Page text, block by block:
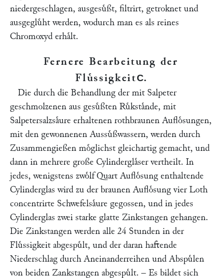
niedergeschlagen, ausgesuͤßt, filtrirt, getroknet und
ausgegluͤht werden, wodurch man es als reines
Chromoxyd erhaͤlt.
Fernere Bearbeitung der
FluͤssigkeitC.
Die durch die Behandlung der mit Salpeter
geschmolzenen aus gesuͤßten Ruͤkstaͤnde, mit
Salpetersalzsaͤure erhaltenen rothbraunen Aufloͤsungen,
mit den gewonnenen Aussuͤßwassern, werden durch
Zusammengießen moͤglichst gleichartig gemacht, und
dann in mehrere große Cylinderglaͤser vertheilt. In
jedes, wenigstens zwoͤlf Quart Aufloͤsung enthaltende
Cylinderglas wird zu der braunen Aufloͤsung vier Loth
concentrirte Schwefelsaͤure gegossen, und in jedes
Cylinderglas zwei starke glatte Zinkstangen gehangen.
Die Zinkstangen werden alle 24 Stunden in der
Fluͤssigkeit abgespuͤlt, und der daran haftende
Niederschlag durch Aneinanderreihen und Abspuͤlen
von beiden Zankstangen abgespuͤlt. – Es bildet sich